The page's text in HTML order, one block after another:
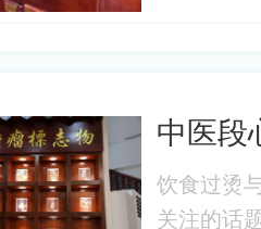
中医段
饮食过烫
关注的话